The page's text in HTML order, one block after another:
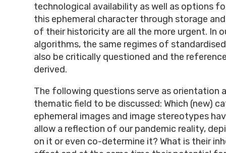
technological availability as well as options
this ephemeral character through storage
of their historicity are all the more urgent. In
algorithms, the same regimes of
also be critically questioned and the
derived.
The following questions serve as orientation
thematic field to be discussed: Which (new)
ephemeral images and image stereotypes
allow a reflection of our pandemic reality,
on it or even co-determine it? What is their